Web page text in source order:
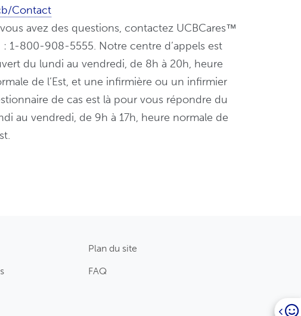
Contact
avez des questions, contactez UCBCares™
: 1-800-908-5555. Notre centre d’appels est
du lundi au vendredi, de 8h à 20h, heure
de l’Est, et une infirmière ou un infirmier
de cas est là pour vous répondre du
au vendredi, de 9h à 17h, heure normale de
Plan du site
FAQ